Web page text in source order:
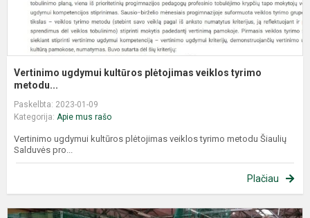
Vertinimo ugdymui kultūros plėtojimas veiklos tyrimo
metodu...
Paskelbta: 2023-01-09
Kategorija: Apie mus rašo
Vertinimo ugdymui kultūros plėtojimas veiklos tyrimo metodu Šiaulių
Salduvės pro...
Plačiau